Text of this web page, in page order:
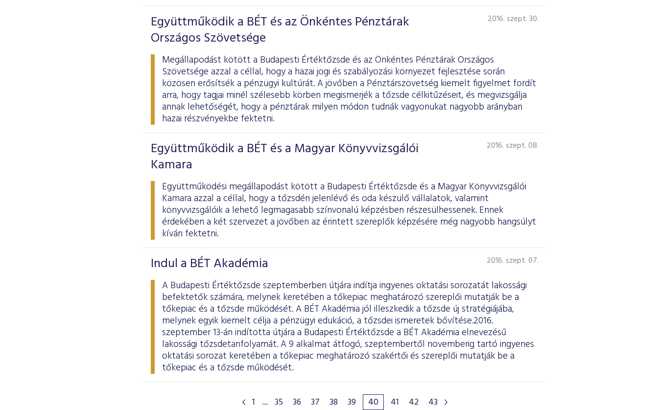
Együttműködik a BÉT és az Önkéntes Pénztárak
Országos Szövetsége
2016. szept. 30.
Megállapodást kötött a Budapesti Értéktőzsde és az Önkéntes Pénztárak Országos
Szövetsége azzal a céllal, hogy a hazai jogi és szabályozási környezet fejlesztése során
közösen erősítsék a pénzügyi kultúrát. A jövőben a Pénztárszövetség kiemelt figyelmet fordít
arra, hogy tagjai minél szélesebb körben megismerjék a tőzsde célkitűzéseit, és megvizsgálja
annak lehetőségét, hogy a pénztárak milyen módon tudnák vagyonukat nagyobb arányban
hazai részvényekbe fektetni.
Együttműködik a BÉT és a Magyar Könyvvizsgálói
Kamara
2016. szept. 08.
Együttműködési megállapodást kötött a Budapesti Értéktőzsde és a Magyar Könyvvizsgálói
Kamara azzal a céllal, hogy a tőzsdén jelenlévő és oda készülő vállalatok, valamint
könyvvizsgálóik a lehető legmagasabb színvonalú képzésben részesülhessenek. Ennek
érdekében a két szervezet a jövőben az érintett szereplők képzésére még nagyobb hangsúlyt
kíván fektetni.
Indul a BÉT Akadémia 2016. szept. 07.
A Budapesti Értéktőzsde szeptemberben útjára indítja ingyenes oktatási sorozatát lakossági
befektetők számára, melynek keretében a tőkepiac meghatározó szereplői mutatják be a
tőkepiac és a tőzsde működését. A BÉT Akadémia jól illeszkedik a tőzsde új stratégiájába,
melynek egyik kiemelt célja a pénzügyi edukáció, a tőzsdei ismeretek bővítése.2016.
szeptember 13-án indította útjára a Budapesti Értéktőzsde a BÉT Akadémia elnevezésű
lakossági tőzsdetanfolyamát. A 9 alkalmat átfogó, szeptembertől novemberig tartó ingyenes
oktatási sorozat keretében a tőkepiac meghatározó szakértői és szereplői mutatják be a
tőkepiac és a tőzsde működését.
1 ... 35 36 37 38 39 40 41 42 43